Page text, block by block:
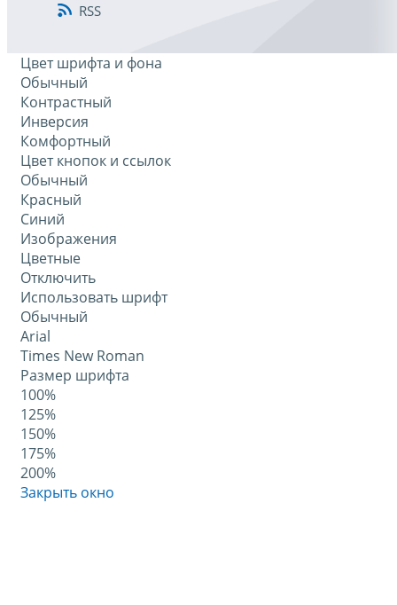
RSS
Цвет шрифта и фона
Обычный
Контрастный
Инверсия
Комфортный
Цвет кнопок и ссылок
Обычный
Красный
Синий
Изображения
Цветные
Отключить
Использовать шрифт
Обычный
Arial
Times New Roman
Размер шрифта
100%
125%
150%
175%
200%
Закрыть окно